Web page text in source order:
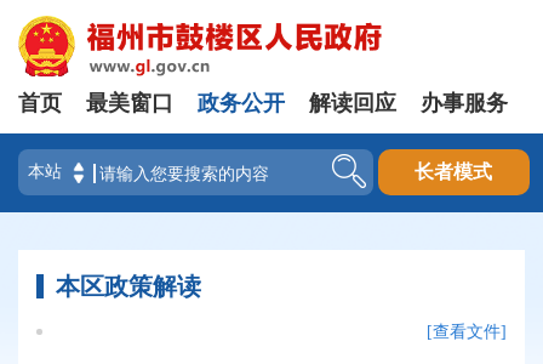
登录
首页 最美窗口 政务公开 解读回应 办事服务
长者模式
本区政策解读
[查看文件]